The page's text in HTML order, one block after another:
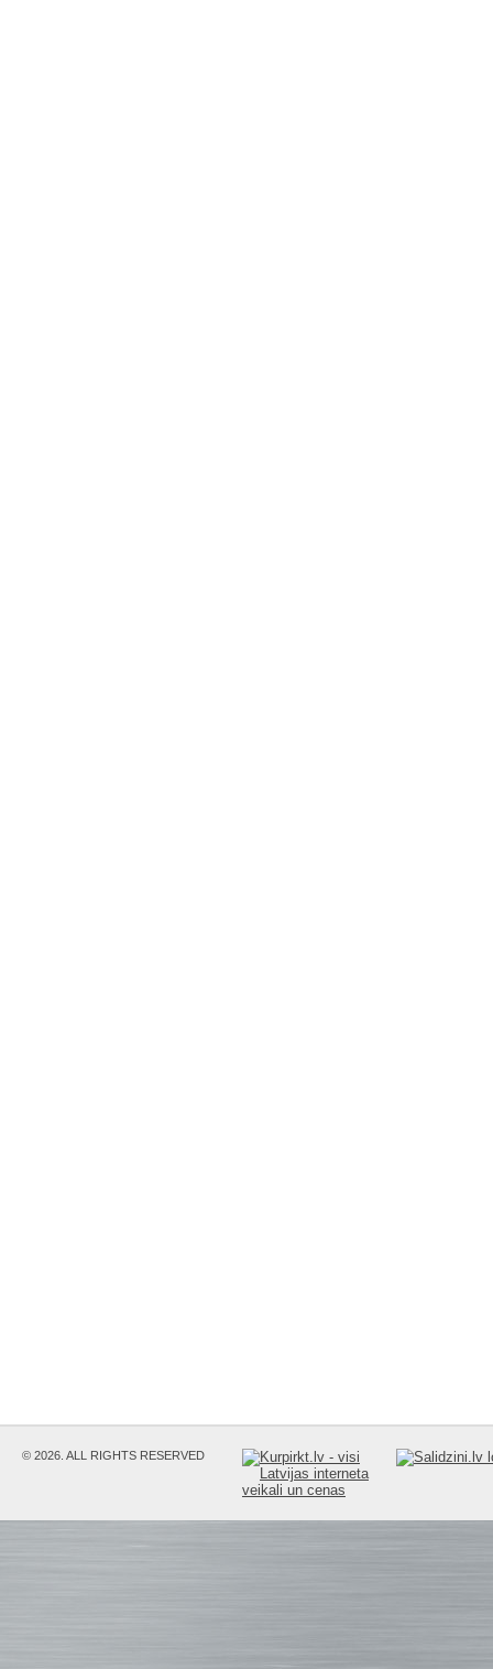
© 2026. ALL RIGHTS RESERVED